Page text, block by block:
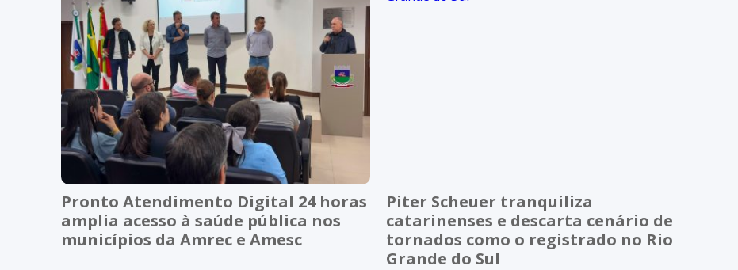
Pronto Atendimento Digital 24 horas
amplia acesso à saúde pública nos
municípios da Amrec e Amesc
Piter Scheuer tranquiliza
catarinenses e descarta cenário de
tornados como o registrado no Rio
Grande do Sul